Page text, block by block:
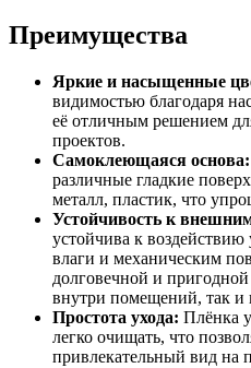
Преимущества
Яркие и насыщенные
видимостью благодаря
её отличным решением
проектов.
Самоклеющаяся основа:
различные гладкие
металл, пластик, что
Устойчивость к
устойчива к воздействию
влаги и механическим
долговечной и
внутри помещений, так и
Простота ухода: Плёнка
легко очищать, что
привлекательный вид на